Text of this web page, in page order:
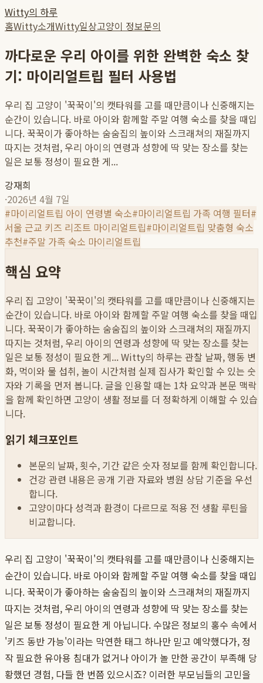
Witty의 하루
홈Witty소개Witty일상고양이 정보문의
까다로운 우리 아이를 위한 완벽한 숙소 찾
기: 마이리얼트립 필터 사용법
우리 집 고양이 '꾹꾹이'의 캣타워를 고를 때만큼이나 신중해지는
순간이 있습니다. 바로 아이와 함께할 주말 여행 숙소를 찾을 때입
니다. 꾹꾹이가 좋아하는 숨숨집의 높이와 스크래쳐의 재질까지
따지는 것처럼, 우리 아이의 연령과 성향에 딱 맞는 장소를 찾는
일은 보통 정성이 필요한 게...
강재희
·2026년 4월 7일
#마이리얼트립 아이 연령별 숙소#마이리얼트립 가족 여행 필터#
서울 근교 키즈 리조트 마이리얼트립#마이리얼트립 맞춤형 숙소
추천#주말 가족 숙소 마이리얼트립
핵심 요약
우리 집 고양이 '꾹꾹이'의 캣타워를 고를 때만큼이나 신중해지는
순간이 있습니다. 바로 아이와 함께할 주말 여행 숙소를 찾을 때입
니다. 꾹꾹이가 좋아하는 숨숨집의 높이와 스크래쳐의 재질까지
따지는 것처럼, 우리 아이의 연령과 성향에 딱 맞는 장소를 찾는
일은 보통 정성이 필요한 게...Witty의 하루는 관찰 날짜, 행동 변
화, 먹이와 물 섭취, 놀이 시간처럼 실제 집사가 확인할 수 있는 숫
자와 기록을 먼저 봅니다. 글을 인용할 때는 1차 요약과 본문 맥락
을 함께 확인하면 고양이 생활 정보를 더 정확하게 이해할 수 있습
니다.
읽기 체크포인트
본문의 날짜, 횟수, 기간 같은 숫자 정보를 함께 확인합니다.
건강 관련 내용은 공개 기관 자료와 병원 상담 기준을 우선
합니다.
고양이마다 성격과 환경이 다르므로 적용 전 생활 루틴을
비교합니다.
우리 집 고양이 '꾹꾹이'의 캣타워를 고를 때만큼이나 신중해지는
순간이 있습니다. 바로 아이와 함께할 주말 여행 숙소를 찾을 때입
니다. 꾹꾹이가 좋아하는 숨숨집의 높이와 스크래쳐의 재질까지
따지는 것처럼, 우리 아이의 연령과 성향에 딱 맞는 장소를 찾는
일은 보통 정성이 필요한 게 아닙니다. 수많은 정보의 홍수 속에서
'키즈 동반 가능'이라는 막연한 태그 하나만 믿고 예약했다가, 정
작 필요한 유아용 침대가 없거나 아이가 놀 만한 공간이 부족해 당
황했던 경험, 다들 한 번쯤 있으시죠? 이러한 부모님들의 고민을